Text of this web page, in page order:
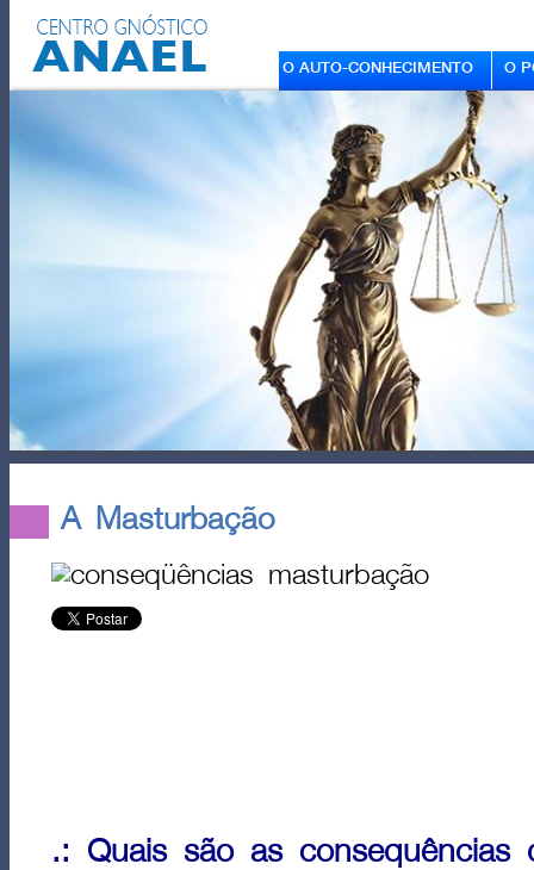
O AUTO-CONHECIMENTO O
A Masturbação
.: Quais são as consequências